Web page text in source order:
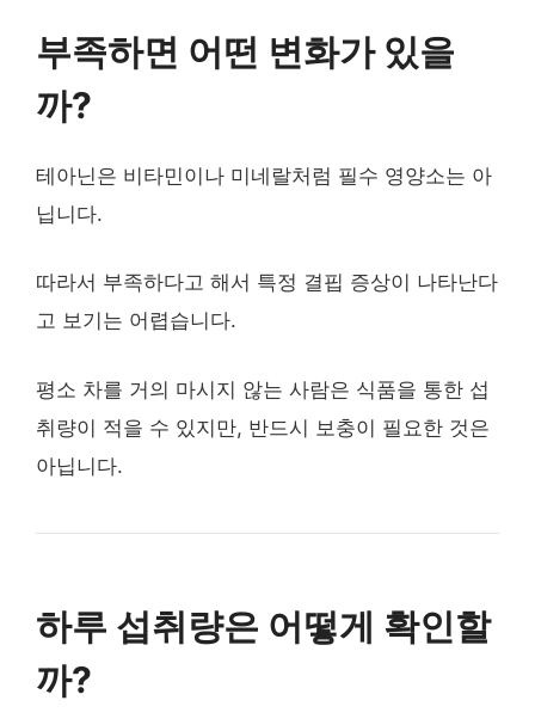
부족하면 어떤 변화가 있을
까?
테아닌은 비타민이나 미네랄처럼 필수 영양소는 아
닙니다.
따라서 부족하다고 해서 특정 결핍 증상이 나타난다
고 보기는 어렵습니다.
평소 차를 거의 마시지 않는 사람은 식품을 통한 섭
취량이 적을 수 있지만, 반드시 보충이 필요한 것은
아닙니다.
하루 섭취량은 어떻게 확인할
까?